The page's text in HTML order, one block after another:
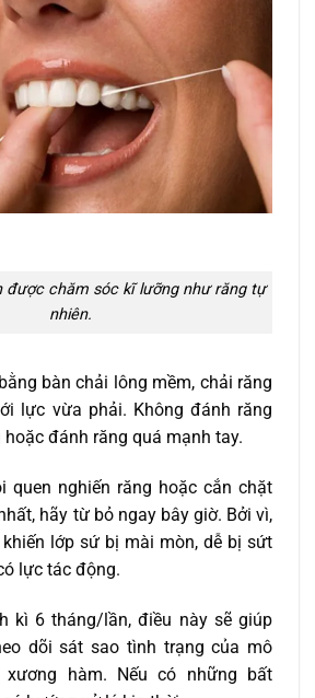
được chăm sóc kĩ lưỡng như răng tự
nhiên.
bàn chải lông mềm, chải răng
lực vừa phải. Không đánh răng
đánh răng quá mạnh tay.
quen nghiến răng hoặc cắn chặt
hãy từ bỏ ngay bây giờ. Bởi vì,
lớp sứ bị mài mòn, dễ bị sứt
lực tác động.
kì 6 tháng/lần, điều này sẽ giúp
dõi sát sao tình trạng của mô
hàm. Nếu có những bất